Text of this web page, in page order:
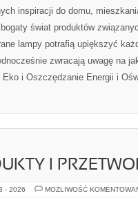
inspiracji do domu,
świat produktów
lampy potrafią upiększyć
zwracają uwagę na
i Oszczędzanie Energii i
I
- 2026 MOŻLIWOŚĆ